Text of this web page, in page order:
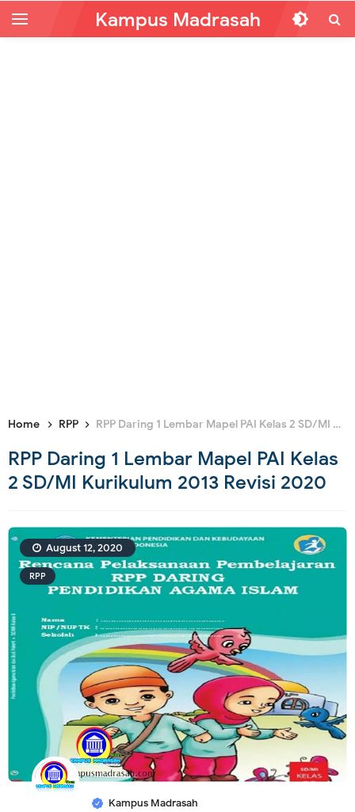
Kampus Madrasah
Home RPP RPP Daring 1 Lembar Mapel PAI Kelas 2 SD/MI Kurikulum 2013 Revisi 2020
RPP Daring 1 Lembar Mapel PAI Kelas
2 SD/MI Kurikulum 2013 Revisi 2020
RPP
Kampus Madrasah
August 12, 2020